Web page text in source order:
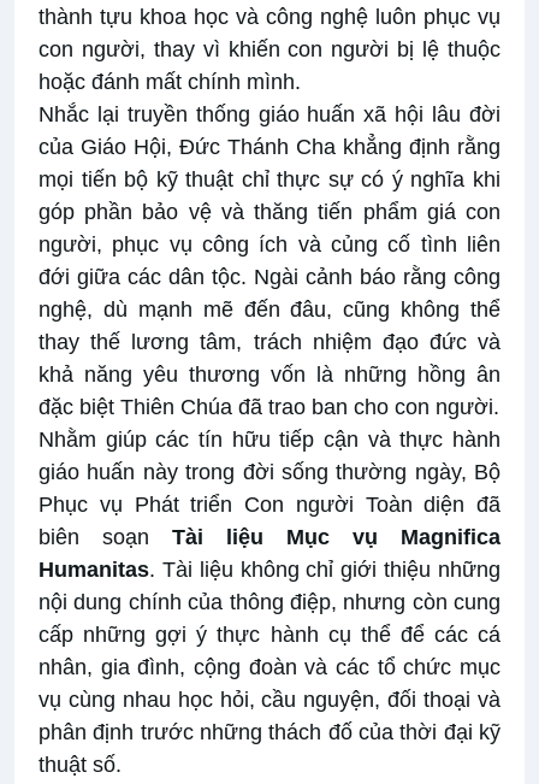
thành tựu khoa học và công nghệ luôn phục vụ
con người, thay vì khiến con người bị lệ thuộc
hoặc đánh mất chính mình.
Nhắc lại truyền thống giáo huấn xã hội lâu đời
của Giáo Hội, Đức Thánh Cha khẳng định rằng
mọi tiến bộ kỹ thuật chỉ thực sự có ý nghĩa khi
góp phần bảo vệ và thăng tiến phẩm giá con
người, phục vụ công ích và củng cố tình liên
đới giữa các dân tộc. Ngài cảnh báo rằng công
nghệ, dù mạnh mẽ đến đâu, cũng không thể
thay thế lương tâm, trách nhiệm đạo đức và
khả năng yêu thương vốn là những hồng ân
đặc biệt Thiên Chúa đã trao ban cho con người.
Nhằm giúp các tín hữu tiếp cận và thực hành
giáo huấn này trong đời sống thường ngày, Bộ
Phục vụ Phát triển Con người Toàn diện đã
biên soạn Tài liệu Mục vụ Magnifica
Humanitas. Tài liệu không chỉ giới thiệu những
nội dung chính của thông điệp, nhưng còn cung
cấp những gợi ý thực hành cụ thể để các cá
nhân, gia đình, cộng đoàn và các tổ chức mục
vụ cùng nhau học hỏi, cầu nguyện, đối thoại và
phân định trước những thách đố của thời đại kỹ
thuật số.